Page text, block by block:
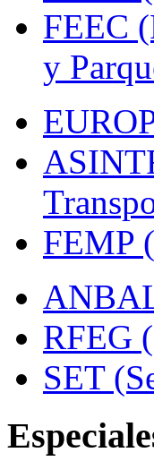
FEEC
y
FEMP
RFEG
SET